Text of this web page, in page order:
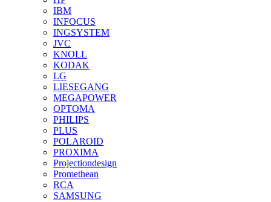
IBM
INFOCUS
INGSYSTEM
JVC
KNOLL
KODAK
LG
LIESEGANG
MEGAPOWER
OPTOMA
PHILIPS
PLUS
POLAROID
PROXIMA
Projectiondesign
Promethean
RCA
SAMSUNG